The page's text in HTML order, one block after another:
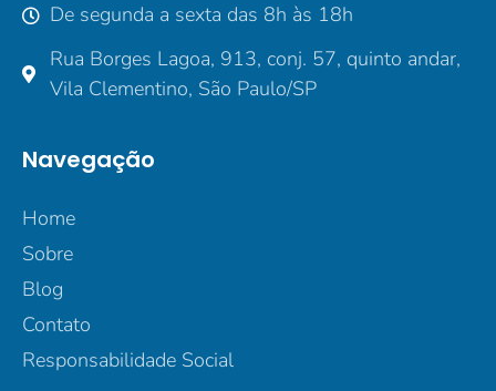
De segunda a sexta das 8h às 18h
Rua Borges Lagoa, 913, conj. 57, quinto andar,
Vila Clementino, São Paulo/SP
Navegação
Home
Sobre
Blog
Contato
Responsabilidade Social